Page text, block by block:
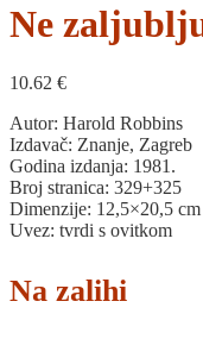
Ne
10.62 €
Autor: Harold Robbins
Izdavač: Znanje, Zagreb
Godina izdanja: 1981.
Broj stranica: 329+325
Dimenzije: 12,5×20,5 cm
Uvez: tvrdi s ovitkom
Na zalihi